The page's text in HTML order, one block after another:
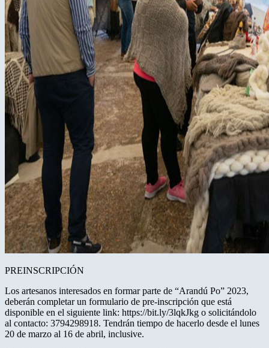
PREINSCRIPCIÓN
Los artesanos interesados en formar parte de “Arandú Po” 2023,
deberán completar un formulario de pre-inscripción que está
disponible en el siguiente link: https://bit.ly/3lqkJkg o solicitándolo
al contacto: 3794298918. Tendrán tiempo de hacerlo desde el lunes
20 de marzo al 16 de abril, inclusive.